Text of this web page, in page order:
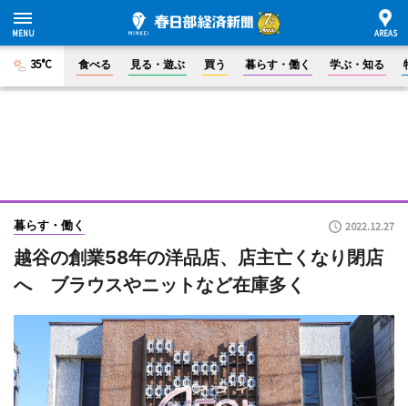
35°C 食べる 見る・遊ぶ 買う 暮らす・働く 学ぶ・知る
暮らす・働く 2022.12.27
越谷の創業58年の洋品店、店主亡くなり閉店
へ ブラウスやニットなど在庫多く